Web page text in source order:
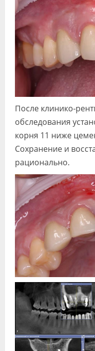
После клинико-
обследования
корня 11 ниже
Сохранение и
рационально.